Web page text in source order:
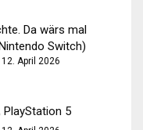
Da wärs mal
Switch)
12. April 2026
5